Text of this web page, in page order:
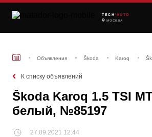
TECH /AUTO
МОСКВА
Объявления Škoda Karoq
К списку объявлений
Škoda Karoq 1.5 TSI
белый, №85197
27.09.2021 12:44